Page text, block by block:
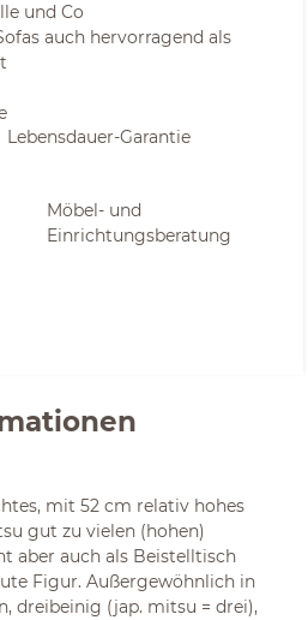
und Co
auch hervorragend als
Lebensdauer-Garantie
Möbel- und
Einrichtungsberatung
mit 52 cm relativ hohes
gut zu vielen (hohen)
aber auch als Beistelltisch
Figur. Außergewöhnlich in
dreibeinig (jap. mitsu = drei),